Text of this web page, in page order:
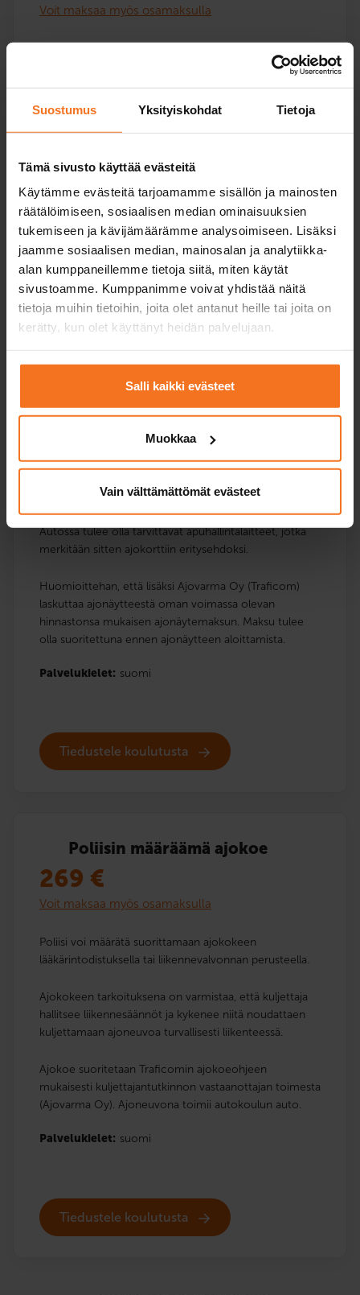
Suostumus Yksityiskohdat Tietoja
Tämä sivusto käyttää evästeitä
Käytämme evästeitä tarjoamamme sisällön ja mainosten
räätälöimiseen, sosiaalisen median ominaisuuksien
tukemiseen ja kävijämäärämme analysoimiseen. Lisäksi
jaamme sosiaalisen median, mainosalan ja analytiikka-
alan kumppaneillemme tietoja siitä, miten käytät
sivustoamme. Kumppanimme voivat yhdistää näitä
tietoja muihin tietoihin, joita olet antanut heille tai joita on
kerätty, kun olet käyttänyt heidän palvelujaan.
Salli kaikki evästeet
Muokkaa
Vain välttämättömät evästeet
Voit maksaa myös osamaksulla
Koulutus pidetään suomeksi. Koulutuksen voi käydä
Palvelukielet: suomi
Lue lisää ja ilmoittaudu
Poliisin määräämä ajonäyte
289 €
Poliisi voi määrätä suorittamaan ajonäytteen, mikäli on
epäselvää motoriikan riittävyydestä auton hallintaan.
Ajonäytteen tarkoituksena on selvittää henkilön
edellytykset ajoneuvon hallintalaitteiden käyttöön joko
lisähallintalaitteiden kanssa.
Autossa tulee olla tarvittavat apuhallintalaitteet, jotka
merkitään sitten ajokorttiin eritysehdoksi.
Huomioittehan, että lisäksi Ajovarma Oy (Traficom)
laskuttaa ajonäytteestä oman voimassa olevan
hinnastonsa mukaisen ajonäytemaksun. Maksu tulee
olla suoritettuna ennen ajonäytteen aloittamista.
Palvelukielet: suomi
Tiedustele koulutusta
Poliisin määräämä ajokoe
269 €
Voit maksaa myös osamaksulla
Poliisi voi määrätä suorittamaan ajokokeen
lääkärintodistuksella tai liikennevalvonnan perusteella.
Ajokokeen tarkoituksena on varmistaa, että kuljettaja
hallitsee liikennesäännöt ja kykenee niitä noudattaen
kuljettamaan ajoneuvoa turvallisesti liikenteessä.
Ajokoe suoritetaan Traficomin ajokoeohjeen
mukaisesti kuljettajantutkinnon vastaanottajan toimesta
(Ajovarma Oy). Ajoneuvona toimii autokoulun auto.
Palvelukielet: suomi
Tiedustele koulutusta